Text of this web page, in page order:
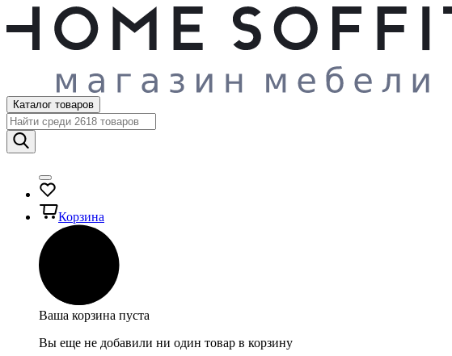
Каталог товаров
Корзина
Ваша корзина пуста
Вы еще не добавили ни один товар в корзину